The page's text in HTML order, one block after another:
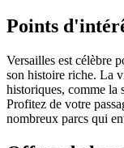
Points
Versailles est célèbre
son histoire riche. La
historiques, comme la
Profitez de votre
nombreux parcs qui